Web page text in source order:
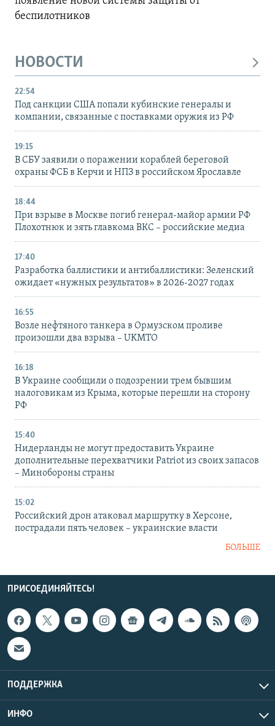
беспилотников
НОВОСТИ
22:54
Под санкции США попали кубинские генералы и
компании, связанные с поставками оружия из РФ
19:15
В СБУ заявили о поражении кораблей береговой
охраны ФСБ в Керчи и НПЗ в российском Ярославле
18:44
При взрыве в Москве погиб генерал-майор армии РФ
Плохотнюк и зять главкома ВКС – российские медиа
17:40
Разработка баллистики и антибаллистики: Зеленский
ожидает «нужных результатов» в 2026-2027 годах
16:55
Возле нефтяного танкера в Ормузском проливе
произошли два взрыва – UKMTO
16:18
В Украине сообщили о подозрении трем бывшим
налоговикам из Крыма, которые перешли на сторону
РФ
15:40
Нидерланды не могут предоставить Украине
дополнительные перехватчики Patriot из своих запасов
– Минобороны страны
15:02
Российский дрон атаковал маршрутку в Херсоне,
пострадали пять человек – украинские власти
БОЛЬШЕ
ПРИСОЕДИНЯЙТЕСЬ!
ПОДДЕРЖКА
ИНФО